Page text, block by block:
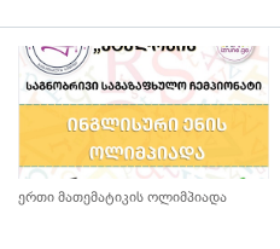
ერთი მათემატიკის ოლიმპიადა